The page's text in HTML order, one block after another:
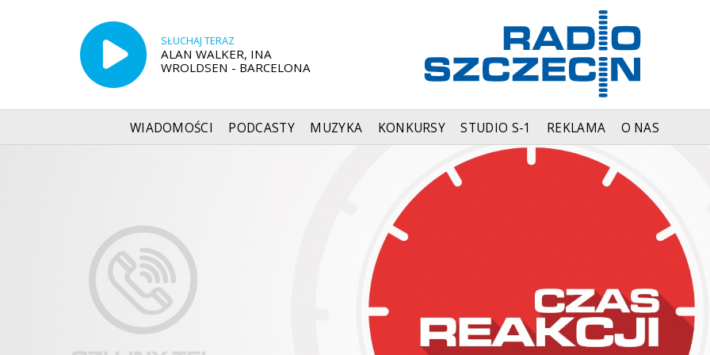
SŁUCHAJ TERAZ
ALAN WALKER, INA
WROLDSEN - BARCELONA
WIADOMOŚCI PODCASTY MUZYKA KONKURSY STUDIO S-1 REKLAMA O NAS